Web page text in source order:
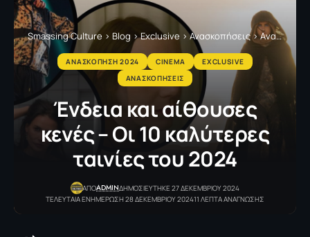
Smassing Culture > Blog >Exclusive >Ανασκοπήσεις>Aνασκόπηση 2024
AΝΑΣΚΟΠΗΣΗ 2024 CINEMA
EXCLUSIVE
ΑΝΑΣΚΟΠΗΣΕΙΣ
Ένδεια και αίθουσες
κενές – Οι 10 καλύτερες
ταινίες του 2024
ΑΠΟADMINΔΗΜΟΣΙΕΥΤΗΚΕ 27 ΔΕΚΕΜΒΡΙΟΥ 2024
ΤΕΛΕΥΤΑΙΑ ΕΝΗΜΕΡΩΣΗ 28 ΔΕΚΕΜΒΡΙΟΥ 202411 ΛΕΠΤΑ ΑΝΑΓΝΩΣΗΣ